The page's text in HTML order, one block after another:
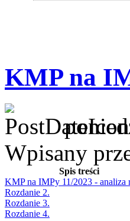
KMP na
Wpisany
Spis treści
KMP na IMPy 11/2023 - analiza
Rozdanie 2.
Rozdanie 3.
Rozdanie 4.